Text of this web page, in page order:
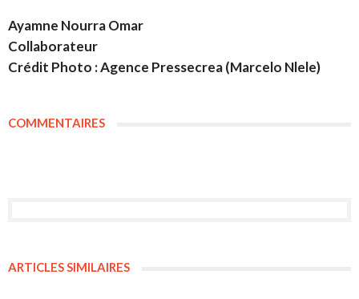
Ayamne Nourra Omar
Collaborateur
Crédit Photo : Agence Pressecrea (Marcelo Nlele)
COMMENTAIRES
ARTICLES SIMILAIRES